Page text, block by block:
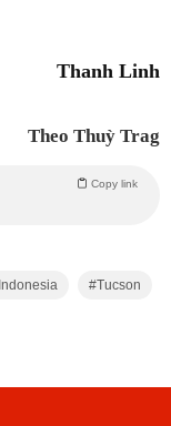
Thanh Linh
Theo Thuỳ Trag
Copy link
Indonesia Tucson